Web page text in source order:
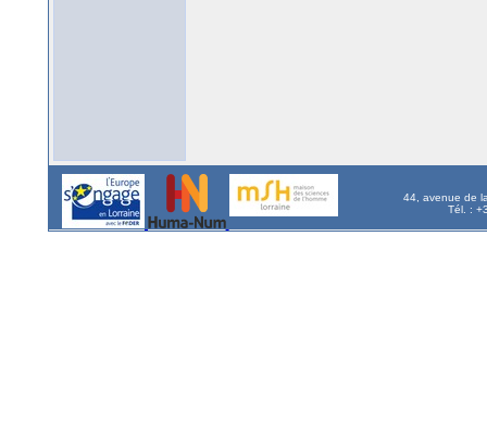
44, avenue de
Tél. :